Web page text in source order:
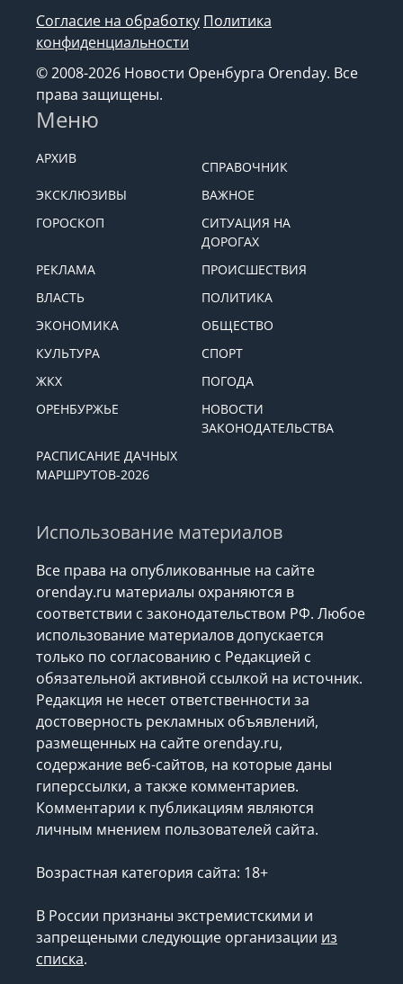
Согласие на обработку Политика
конфиденциальности
© 2008-2026 Новости Оренбурга Orenday. Все
права защищены.
Меню
АРХИВ
СПРАВОЧНИК
ЭКСКЛЮЗИВЫ
ВАЖНОЕ
ГОРОСКОП
СИТУАЦИЯ НА
ДОРОГАХ
РЕКЛАМА
ПРОИСШЕСТВИЯ
ВЛАСТЬ
ПОЛИТИКА
ЭКОНОМИКА
ОБЩЕСТВО
КУЛЬТУРА
СПОРТ
ЖКХ
ПОГОДА
ОРЕНБУРЖЬЕ
НОВОСТИ
ЗАКОНОДАТЕЛЬСТВА
РАСПИСАНИЕ ДАЧНЫХ
МАРШРУТОВ-2026
Использование материалов
Все права на опубликованные на сайте
orenday.ru материалы охраняются в
соответствии с законодательством РФ. Любое
использование материалов допускается
только по согласованию с Редакцией с
обязательной активной ссылкой на источник.
Редакция не несет ответственности за
достоверность рекламных объявлений,
размещенных на сайте orenday.ru,
содержание веб-сайтов, на которые даны
гиперссылки, а также комментариев.
Комментарии к публикациям являются
личным мнением пользователей сайта.
Возрастная категория сайта: 18+
В России признаны экстремистскими и
запрещеными следующие организации из
списка.